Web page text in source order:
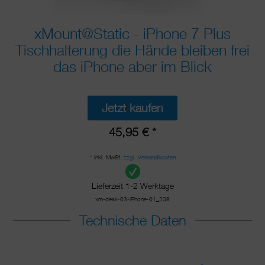
xMount@Static - iPhone 7 Plus
Tischhalterung die Hände bleiben frei
das iPhone aber im Blick
Jetzt kaufen
45,95 € *
* inkl. MwSt. zzgl. Versandkosten
Lieferzeit 1-2 Werktage
xm-desk-03-iPhone-01_208
Technische Daten